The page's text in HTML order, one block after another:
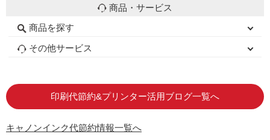
商品・サービス
商品を探す
初心者用セット
キャノンインク
エプソンインク
ブラザーインク
詰め替えインク
互換インクボトル
互換インクカートリッジ
再生インクカートリッジ
トナーカートリッジ
その他サービス
印刷代節約&プリンター活用ブログ一覧へ
キャノンインク代節約情報一覧へ